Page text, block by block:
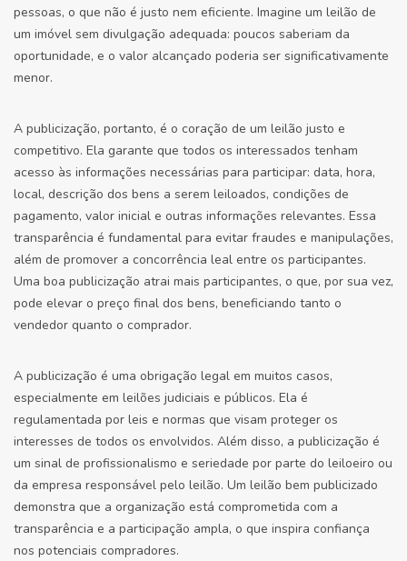
pessoas, o que não é justo nem eficiente. Imagine um leilão de
um imóvel sem divulgação adequada: poucos saberiam da
oportunidade, e o valor alcançado poderia ser significativamente
menor.
A publicização, portanto, é o coração de um leilão justo e
competitivo. Ela garante que todos os interessados tenham
acesso às informações necessárias para participar: data, hora,
local, descrição dos bens a serem leiloados, condições de
pagamento, valor inicial e outras informações relevantes. Essa
transparência é fundamental para evitar fraudes e manipulações,
além de promover a concorrência leal entre os participantes.
Uma boa publicização atrai mais participantes, o que, por sua vez,
pode elevar o preço final dos bens, beneficiando tanto o
vendedor quanto o comprador.
A publicização é uma obrigação legal em muitos casos,
especialmente em leilões judiciais e públicos. Ela é
regulamentada por leis e normas que visam proteger os
interesses de todos os envolvidos. Além disso, a publicização é
um sinal de profissionalismo e seriedade por parte do leiloeiro ou
da empresa responsável pelo leilão. Um leilão bem publicizado
demonstra que a organização está comprometida com a
transparência e a participação ampla, o que inspira confiança
nos potenciais compradores.